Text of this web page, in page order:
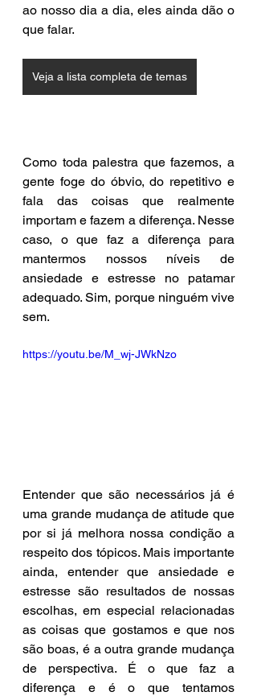
ao nosso dia a dia, eles ainda dão o
que falar.
Veja a lista completa de temas
Como toda palestra que fazemos, a
gente foge do óbvio, do repetitivo e
fala das coisas que realmente
importam e fazem a diferença. Nesse
caso, o que faz a diferença para
mantermos nossos níveis de
ansiedade e estresse no patamar
adequado. Sim, porque ninguém vive
sem.
https://youtu.be/M_wj-JWkNzo
Entender que são necessários já é
uma grande mudança de atitude que
por si já melhora nossa condição a
respeito dos tópicos. Mais importante
ainda, entender que ansiedade e
estresse são resultados de nossas
escolhas, em especial relacionadas
as coisas que gostamos e que nos
são boas, é a outra grande mudança
de perspectiva. É o que faz a
diferença e é o que tentamos